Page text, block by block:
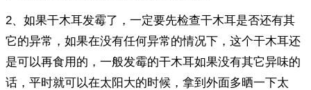
2、如果干木耳发霉了，一定要先检查干木耳是否还有其
它的异常，如果在没有任何异常的情况下，这个干木耳还
是可以再食用的，一般发霉的干木耳如果没有其它异味的
话，平时就可以在太阳大的时候，拿到外面多晒一下太